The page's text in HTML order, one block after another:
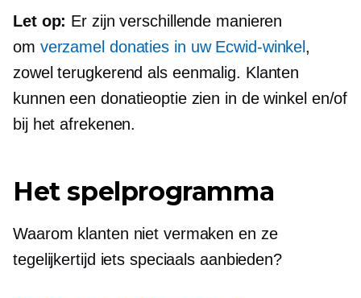
Let op: Er zijn verschillende manieren
om verzamel donaties in uw Ecwid-winkel ,
zowel terugkerend als eenmalig. Klanten
kunnen een donatieoptie zien in de winkel en/of
bij het afrekenen.
Het spelprogramma
Waarom klanten niet vermaken en ze
tegelijkertijd iets speciaals aanbieden?